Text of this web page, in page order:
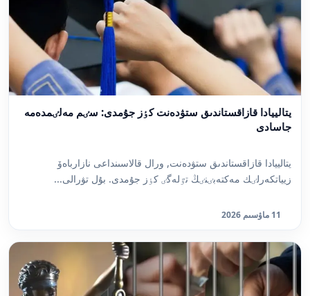
يتالييادا قازاقستاندىق ستۋدەنت كٶز جۇمدى: سٸم مەلٸمدەمە
جاسادى
يتالييادا قازاقستاندىق ستۋدەنت, ورال قالاسىنداعى نازارباەۆ
زيياتكەرلٸك مەكتەبٸنٸڭ تٷلەگٸ كٶز جۇمدى. بۇل تۋرالى...
11 ماۋسىم 2026